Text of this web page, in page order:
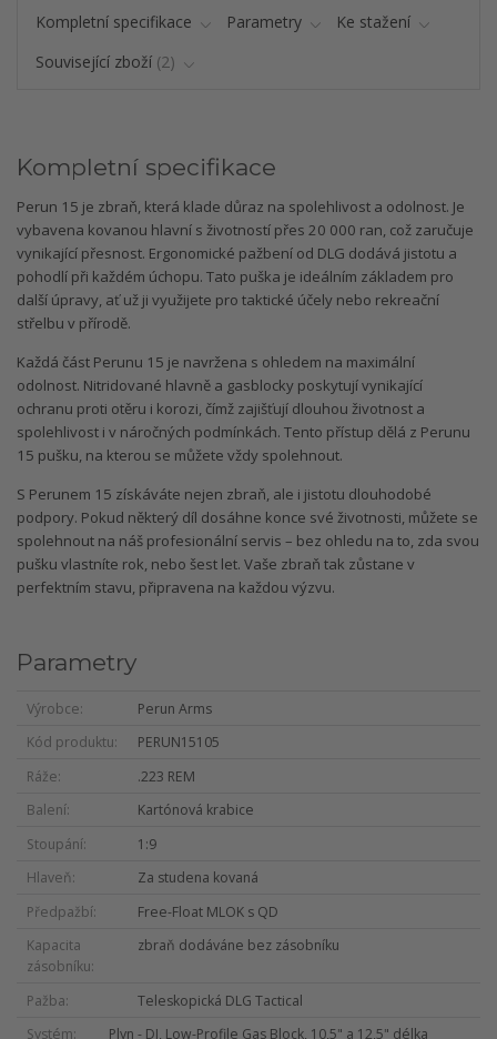
Kompletní specifikace Parametry
Ke stažení
Související zboží 2
Kompletní specifikace
Perun 15 je zbraň, která klade důraz na spolehlivost a odolnost. Je
vybavena kovanou hlavní s životností přes 20 000 ran, což zaručuje
vynikající přesnost. Ergonomické pažbení od DLG dodává jistotu a
pohodlí při každém úchopu. Tato puška je ideálním základem pro
další úpravy, ať už ji využijete pro taktické účely nebo rekreační
střelbu v přírodě.
Každá část Perunu 15 je navržena s ohledem na maximální
odolnost. Nitridované hlavně a gasblocky poskytují vynikající
ochranu proti otěru i korozi, čímž zajišťují dlouhou životnost a
spolehlivost i v náročných podmínkách. Tento přístup dělá z Perunu
15 pušku, na kterou se můžete vždy spolehnout.
S Perunem 15 získáváte nejen zbraň, ale i jistotu dlouhodobé
podpory. Pokud některý díl dosáhne konce své životnosti, můžete se
spolehnout na náš profesionální servis – bez ohledu na to, zda svou
pušku vlastníte rok, nebo šest let. Vaše zbraň tak zůstane v
perfektním stavu, připravena na každou výzvu.
Parametry
Výrobce
Perun Arms
Kód produktu
PERUN15105
Ráže
.223 REM
Balení
Kartónová krabice
Stoupání
1:9
Hlaveň
Za studena kovaná
Předpažbí
Free-Float MLOK s QD
Kapacita
zásobníku
zbraň dodáváne bez zásobníku
Pažba
Teleskopická DLG Tactical
Systém
Plyn - DI, Low-Profile Gas Block, 10,5" a 12,5" délka